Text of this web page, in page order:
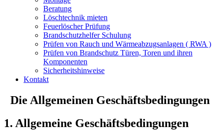
Beratung
Löschtechnik mieten
Feuerlöscher Prüfung
Brandschutzhelfer Schulung
Prüfen von Rauch und Wärmeabzugsanlagen ( RWA )
Prüfen von Brandschutz Türen, Toren und ihren
Komponenten
Sicherheitshinweise
Kontakt
Die Allgemeinen Geschäftsbedingungen
1. Allgemeine Geschäftsbedingungen